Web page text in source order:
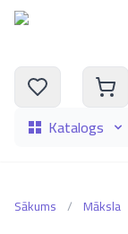
Katalogs
Sākums / Māksla